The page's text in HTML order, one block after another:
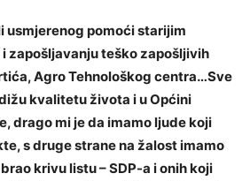
usmjerenog pomoći starijim
i zapošljavanju teško zapošljivih
Agro Tehnološkog centra…Sve
kvalitetu života i u Općini
drago mi je da imamo ljude koji
s druge strane na žalost imamo
krivu listu – SDP-a i onih koji